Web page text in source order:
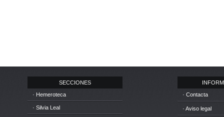
SECCIONES
· Hemeroteca
· Silvia Leal
· Contacta
· Aviso legal